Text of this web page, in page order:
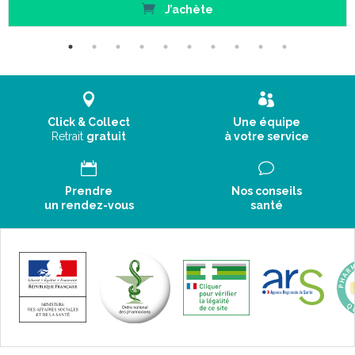
› Patte auto-agrippante sous le genou qui permet d’ adapter la
érythème (sur tissu classique uniquement)
› Coloris : blanc ou noir
J’achète
Click & Collect
Retrait gratuit
Une équipe
à votre service
Prendre
un rendez-vous
Nos conseils
santé